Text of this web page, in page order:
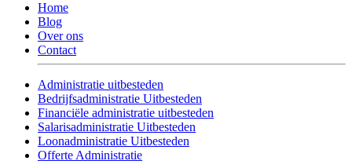
Home
Blog
Over ons
Contact
Administratie uitbesteden
Bedrijfsadministratie Uitbesteden
Financiële administratie uitbesteden
Salarisadministratie Uitbesteden
Loonadministratie Uitbesteden
Offerte Administratie